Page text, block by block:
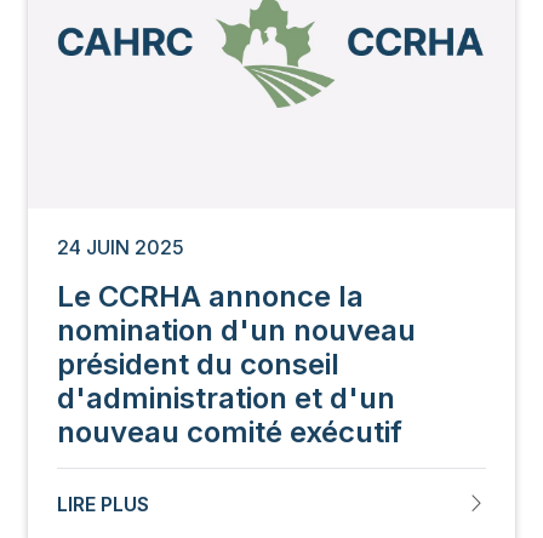
24 JUIN 2025
Le CCRHA annonce la
nomination d'un nouveau
président du conseil
d'administration et d'un
nouveau comité exécutif
LIRE PLUS